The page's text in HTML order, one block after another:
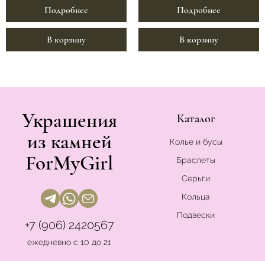
Подробнее
В корзину
Подробнее
В корзину
Украшения
из камней
ForMyGirl
+7 (906) 2420567
ежедневно с 10 до 21
Каталог
Колье и бусы
Браслеты
Серьги
Кольца
Подвески